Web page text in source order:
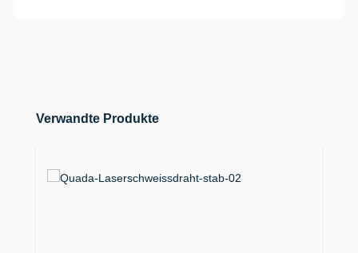
Produktgalerie überspringen
Verwandte Produkte